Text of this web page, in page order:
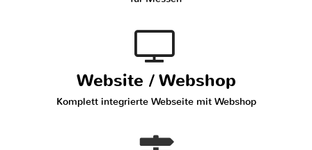
Website / Webshop
Komplett integrierte Webseite mit Webshop